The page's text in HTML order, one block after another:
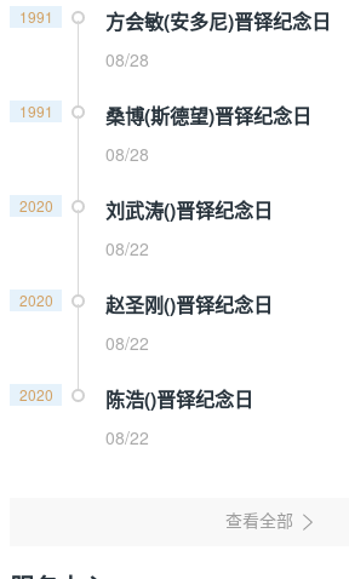
1991 方会敏(安多尼)晋铎纪念日
08/28
1991 桑博(斯德望)晋铎纪念日
08/28
2020 刘武涛()晋铎纪念日
08/22
2020 赵圣刚()晋铎纪念日
08/22
2020 陈浩()晋铎纪念日
08/22